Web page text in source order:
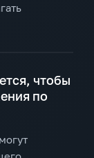
чтобы
по